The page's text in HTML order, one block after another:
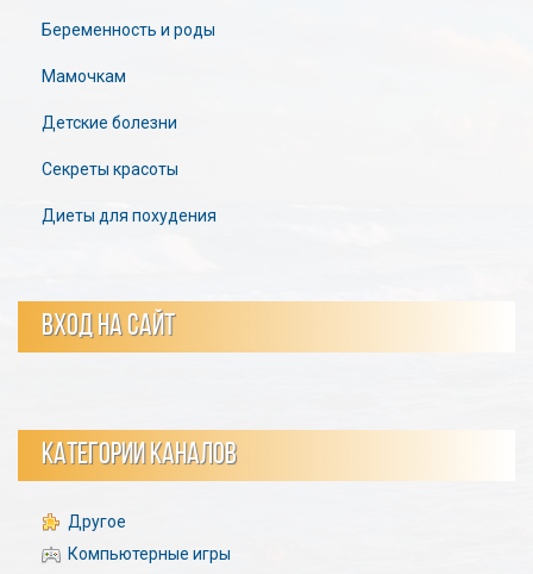
Беременность и роды
Мамочкам
Детские болезни
Секреты красоты
Диеты для похудения
ВХОД НА САЙТ
КАТЕГОРИИ КАНАЛОВ
Другое
Компьютерные игры